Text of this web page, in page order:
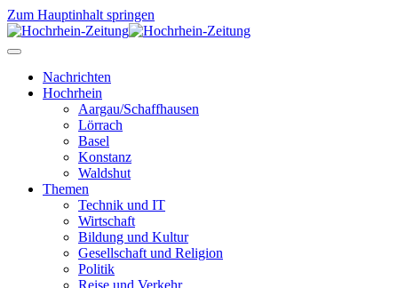
Zum Hauptinhalt springen
Nachrichten
Hochrhein
Aargau/Schaffhausen
Lörrach
Basel
Konstanz
Waldshut
Themen
Technik und IT
Wirtschaft
Bildung und Kultur
Gesellschaft und Religion
Politik
Reise und Verkehr